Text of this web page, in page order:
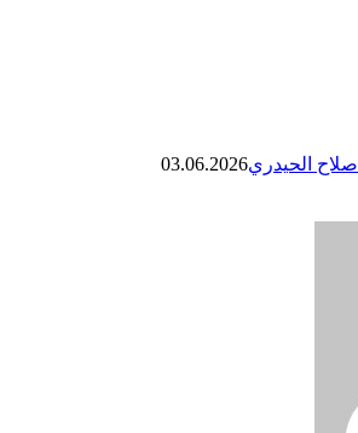
صلاح الحيدري03.06.2026